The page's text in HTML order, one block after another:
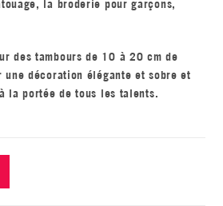
la broderie pour garçons,
des tambours de 10 à 20 cm de
décoration élégante et sobre et
la portée de tous les talents.